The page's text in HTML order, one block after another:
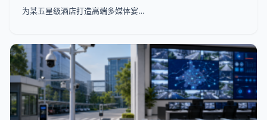
为某五星级酒店打造高端多媒体宴…